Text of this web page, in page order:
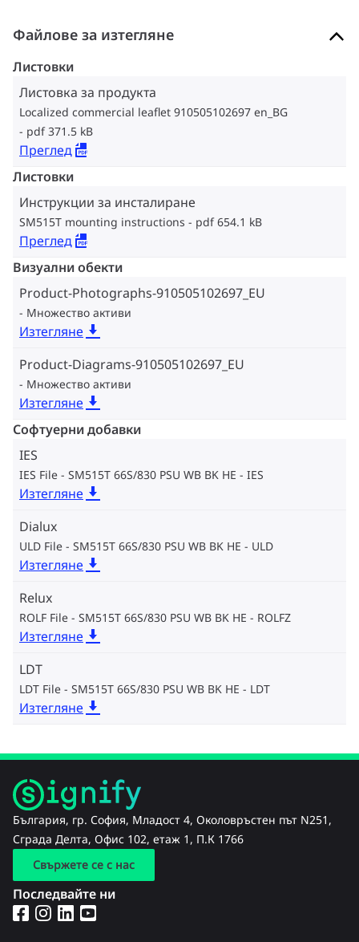
Файлове за изтегляне
Листовки
Листовка за продукта
Localized commercial leaflet 910505102697 en_BG
pdf 371.5 kB
Преглед
Листовки
Инструкции за инсталиране
SM515T mounting instructions pdf 654.1 kB
Преглед
Визуални обекти
Product-Photographs-910505102697_EU
Множество активи
Изтегляне
Product-Diagrams-910505102697_EU
Множество активи
Изтегляне
Софтуерни добавки
IES
IES File - SM515T 66S/830 PSU WB BK HE IES
Изтегляне
Dialux
ULD File - SM515T 66S/830 PSU WB BK HE ULD
Изтегляне
Relux
ROLF File - SM515T 66S/830 PSU WB BK HE ROLFZ
Изтегляне
LDT
LDT File - SM515T 66S/830 PSU WB BK HE LDT
Изтегляне
България, гр. София, Младост 4, Околовръстен път N251,
Сграда Делта, Офис 102, етаж 1, П.К 1766
Свържете се с нас
Последвайте ни